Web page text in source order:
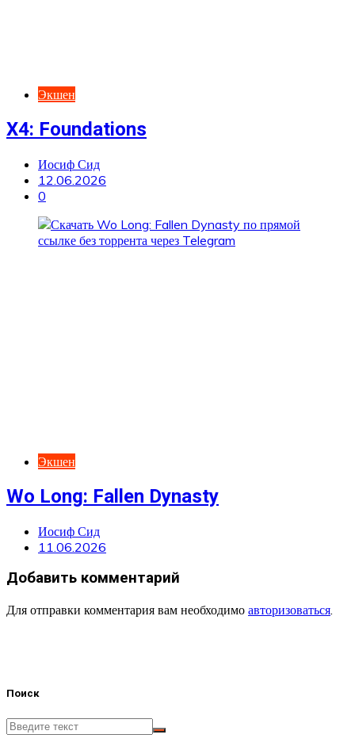
Экшен
X4: Foundations
Иосиф Сид
12.06.2026
0
Экшен
Wo Long: Fallen Dynasty
Иосиф Сид
11.06.2026
Добавить комментарий
Для отправки комментария вам необходимо авторизоваться.
Поиск